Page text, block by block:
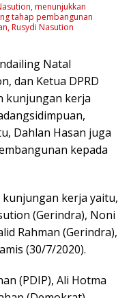
menunjukkan
tahap pembangunan
Rusydi Nasution
Natal
dan Ketua DPRD
kunjungan kerja
Dahlan Hasan juga
kepada
kerja yaitu,
(Gerindra), Noni
Rahman (Gerindra),
(30/7/2020).
(PDIP), Ali Hotma